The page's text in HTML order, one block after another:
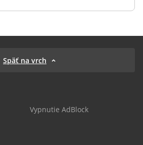
Späť na vrch
Vypnutie AdBlock